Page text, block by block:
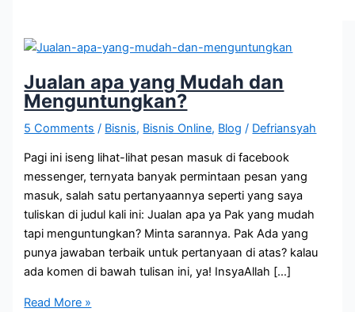
Jualan apa yang Mudah dan
Menguntungkan?
5 Comments / Bisnis, Bisnis Online, Blog / Defriansyah
Pagi ini iseng lihat-lihat pesan masuk di facebook
messenger, ternyata banyak permintaan pesan yang
masuk, salah satu pertanyaannya seperti yang saya
tuliskan di judul kali ini: Jualan apa ya Pak yang mudah
tapi menguntungkan? Minta sarannya. Pak Ada yang
punya jawaban terbaik untuk pertanyaan di atas? kalau
ada komen di bawah tulisan ini, ya! InsyaAllah […]
Jualan
Read More »